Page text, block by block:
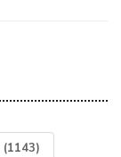
(1143)